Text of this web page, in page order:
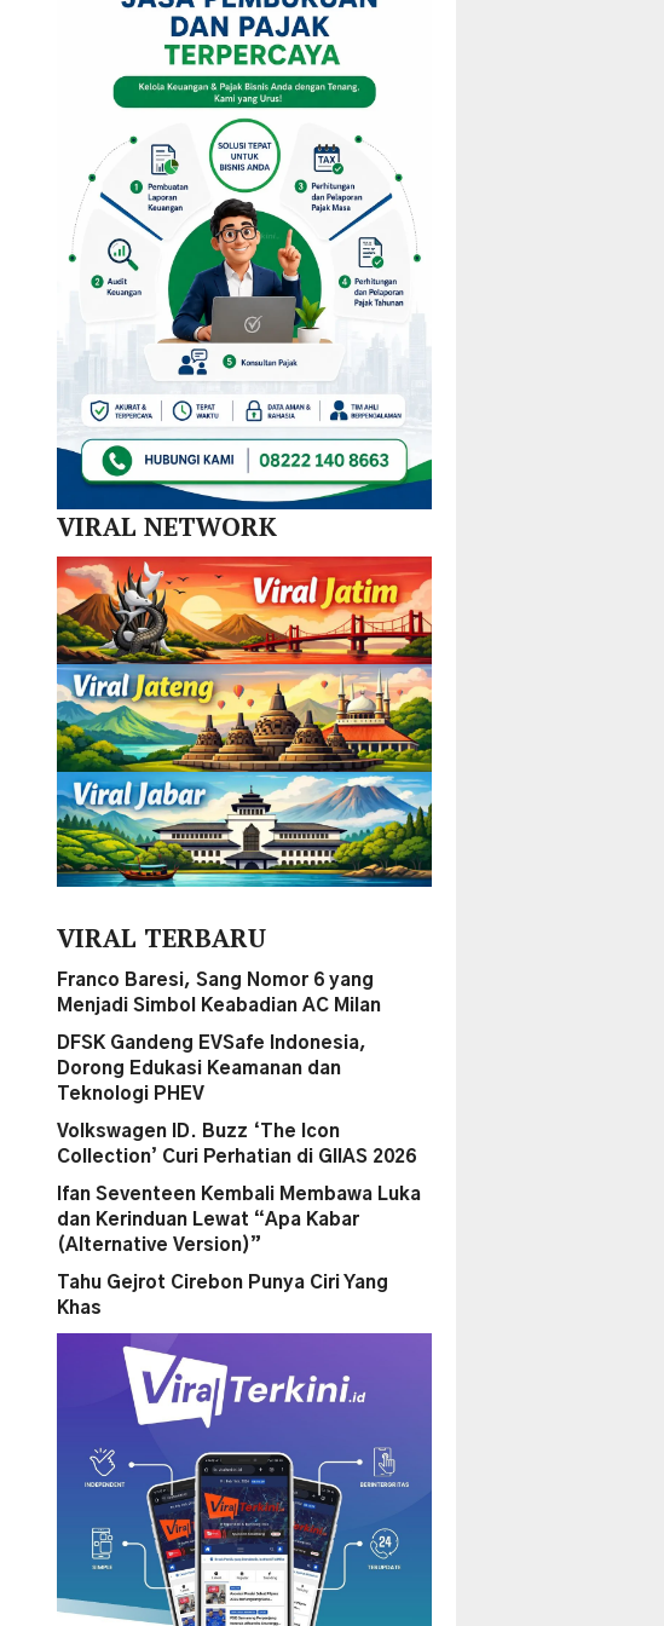
Kejurprov
Malut
Mulai
Redistribusi
di 10
Kecamatan
KPPD
2026,
Paparkan
Inovasi
Hilirisasi
Nikel
dan
SPBE
Pulau
Halteng
Terjunkan
Tim
Gabungan
Lintas
Sektor
VIRAL NETWORK
VIRAL TERBARU
Franco Baresi, Sang Nomor 6 yang
Menjadi Simbol Keabadian AC Milan
DFSK Gandeng EVSafe Indonesia,
Dorong Edukasi Keamanan dan
Teknologi PHEV
Volkswagen ID. Buzz ‘The Icon
Collection’ Curi Perhatian di GIIAS 2026
Ifan Seventeen Kembali Membawa Luka
dan Kerinduan Lewat “Apa Kabar
(Alternative Version)”
Tahu Gejrot Cirebon Punya Ciri Yang
Khas